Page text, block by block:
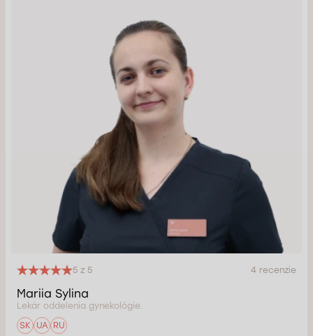
5 z 5 4 recenzie
Mariia Sylina
Lekár oddelenia gynekológie.
SK
UA RU